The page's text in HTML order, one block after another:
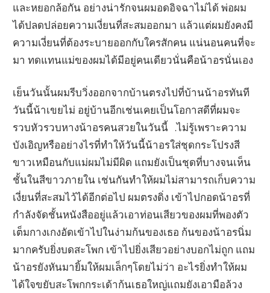
และหยอกล้อกัน อย่างน่ารักจนผมอดอิจฉาไม่ได้ พ่อผม
ได้ปลดปล่อยความเงี่ยนที่สะสมออกมา แล้วแต่ผมยังคงมี
ความเงี่ยนที่ต้องระบายออกกับใครสักคน แน่นอนคนที่จะ
มา ทดแทนแม่ของผมได้มีอยู่คนเดียวนั่นคือน้าอรนั่นเอง
เย็นวันนั้นผมรีบวิ่งออกจากบ้านตรงไปที่บ้านน้าอรทันที
วันนี้น้าเขยไม่ อยู่บ้านอีกเช่นเคยเป็นโอกาสดีที่ผมจะ
รวบหัวรวบหางน้าอรคนสวยในวันนี้ .ไม่รู้เพราะความ
บังเอิญหรืออย่างไรที่ทำให้วันนี้น้าอรใส่ชุดกระโปรงสี
ขาวเหมือนกับแม่ผมไม่มีผิด แถมยังเป็นชุดที่บางจนเห็น
ชั้นในสีขาวภายใน เช่นกันทำให้ผมไม่สามารถเก็บความ
เงี่ยนที่สะสมไว้ได้อีกต่อไป ผมตรงดิ่ง เข้าไปกอดน้าอรที่
กำลังจัดชั้นหนังสืออยู่แล้วเอาท่อนเสียวของผมที่พองตัว
เต็มกางเกงอัดเข้าไปในง่ามก้นของเธอ ก้นของน้าอรนิ่ม
มากครับยิ่งบดสะโพก เข้าไปยิ่งเสียวอย่างบอกไม่ถูก แถม
น้าอรยังหันมายิ้มให้ผมเล็กๆโดยไม่ว่า อะไรยิ่งทำให้ผม
ได้ใจขยับสะโพกกระเด้าก้นเธอใหญ่แถมยังเอามือล้วง